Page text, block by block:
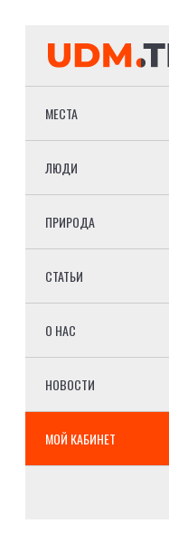
МЕСТА
ЛЮДИ
ПРИРОДА
СТАТЬИ
О НАС
НОВОСТИ
МОЙ КАБИНЕТ